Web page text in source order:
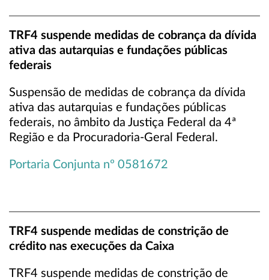
TRF4 suspende medidas de cobrança da dívida
ativa das autarquias e fundações públicas
federais
Suspensão de medidas de cobrança da dívida
ativa das autarquias e fundações públicas
federais, no âmbito da Justiça Federal da 4ª
Região e da Procuradoria-Geral Federal.
Portaria Conjunta nº 0581672
TRF4 suspende medidas de constrição de
crédito nas execuções da Caixa
TRF4 suspende medidas de constrição de